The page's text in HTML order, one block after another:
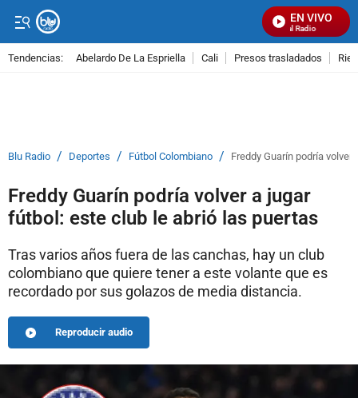
EN VIVO
Señal Visual Radio
Tendencias: Abelardo De La Espriella Cali Presos trasladados
Blu Radio / Deportes / Fútbol Colombiano / Freddy Guarín podría
Freddy Guarín podría volver a jugar
fútbol: este club le abrió las puertas
Tras varios años fuera de las canchas, hay un club
colombiano que quiere tener a este volante que es
recordado por sus golazos de media distancia.
Reproducir audio